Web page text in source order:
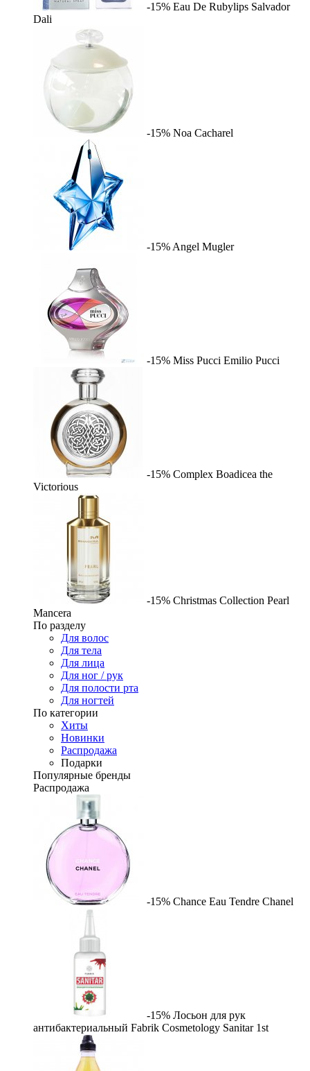
-15% Eau De Rubylips Salvador
Dali
-15% Noa Cacharel
-15% Angel Mugler
-15% Miss Pucci Emilio Pucci
-15% Complex Boadicea the
Victorious
-15% Christmas Collection Pearl
Mancera
По разделу
Для волос
Для тела
Для лица
Для ног / рук
Для полости рта
Для ногтей
По категории
Хиты
Новинки
Распродажа
Подарки
Популярные бренды
Распродажа
-15% Chance Eau Tendre Chanel
-15% Лосьон для рук
антибактериальный Fabrik Cosmetology Sanitar 1st